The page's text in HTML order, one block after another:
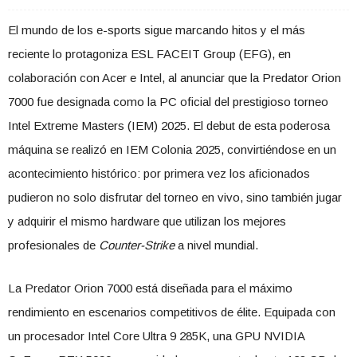
El mundo de los e-sports sigue marcando hitos y el más
reciente lo protagoniza ESL FACEIT Group (EFG), en
colaboración con Acer e Intel, al anunciar que la Predator Orion
7000 fue designada como la PC oficial del prestigioso torneo
Intel Extreme Masters (IEM) 2025. El debut de esta poderosa
máquina se realizó en IEM Colonia 2025, convirtiéndose en un
acontecimiento histórico: por primera vez los aficionados
pudieron no solo disfrutar del torneo en vivo, sino también jugar
y adquirir el mismo hardware que utilizan los mejores
profesionales de Counter-Strikea nivel mundial.
La Predator Orion 7000 está diseñada para el máximo
rendimiento en escenarios competitivos de élite. Equipada con
un procesador Intel Core Ultra 9 285K, una GPU NVIDIA